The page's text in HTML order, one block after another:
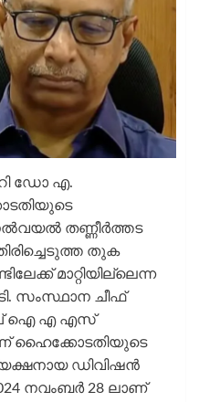
ഡോ എ.
തണ്ണീർത്തട
തുക
മാറ്റിയില്ലെന്ന
സംസ്ഥാന ചീഫ്
ഐ എ എസ്
ഹൈക്കോടതിയുടെ
ഡിവിഷൻ
നവംബർ 28 ലാണ്